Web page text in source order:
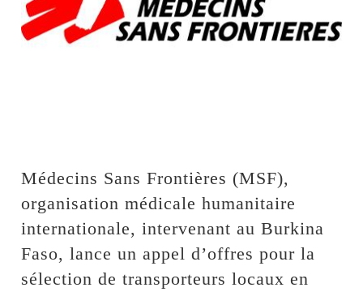
Médecins Sans Frontières (MSF),
organisation médicale humanitaire
internationale, intervenant au Burkina
Faso, lance un appel d’offres pour la
sélection de transporteurs locaux en